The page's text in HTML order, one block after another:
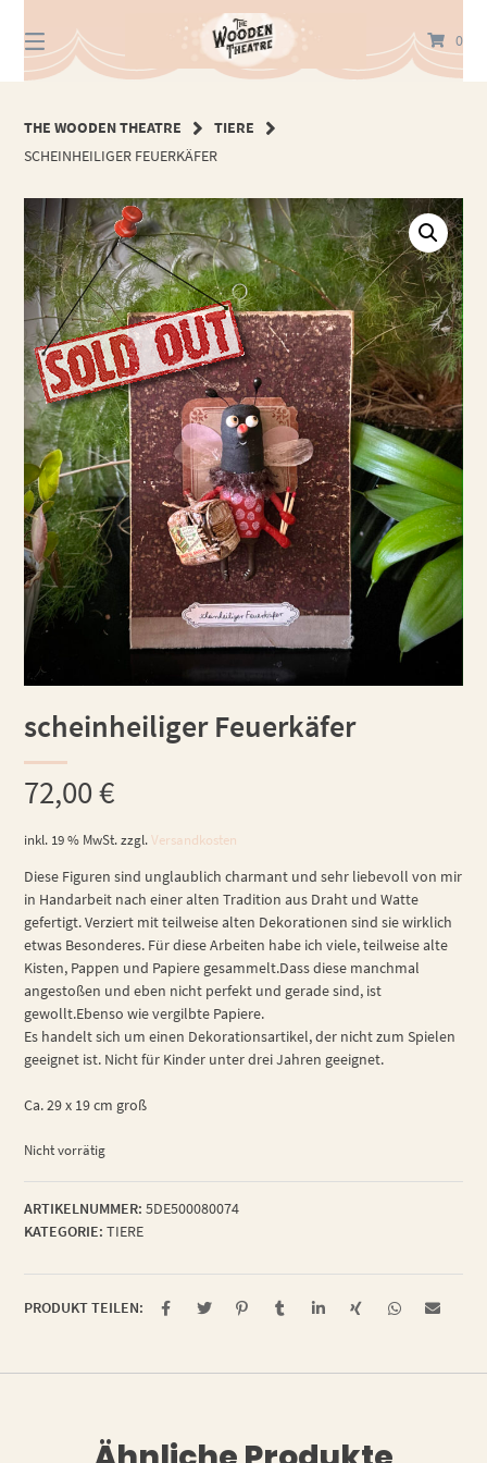
zum
Inhalt
0
THE WOODEN THEATRE
TIERE
SCHEINHEILIGER FEUERKÄFER
scheinheiliger Feuerkäfer
72,00€
inkl. 19 % MwSt. zzgl.Versandkosten
Diese Figuren sind unglaublich charmant und sehr liebevoll von mir
in Handarbeit nach einer alten Tradition aus Draht und Watte
gefertigt. Verziert mit teilweise alten Dekorationen sind sie wirklich
etwas Besonderes. Für diese Arbeiten habe ich viele, teilweise alte
Kisten, Pappen und Papiere gesammelt.Dass diese manchmal
angestoßen und eben nicht perfekt und gerade sind, ist
gewollt.Ebenso wie vergilbte Papiere.
Es handelt sich um einen Dekorationsartikel, der nicht zum Spielen
geeignet ist. Nicht für Kinder unter drei Jahren geeignet.
Ca. 29 x 19 cm groß
Nicht vorrätig
ARTIKELNUMMER: 5DE500080074
KATEGORIE: TIERE
PRODUKT TEILEN: